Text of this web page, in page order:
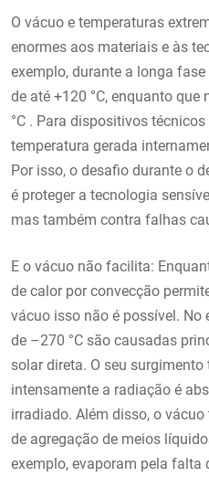
O vácuo e temperaturas
enormes aos materiais e às
exemplo, durante a longa
de até +120 °C, enquanto
°C . Para dispositivos
temperatura gerada
Por isso, o desafio durante o
é proteger a tecnologia
mas também contra falhas
E o vácuo não facilita:
de calor por convecção
vácuo isso não é possível. No
de –270 °C são causadas
solar direta. O seu
intensamente a radiação é
irradiado. Além disso, o
de agregação de meios
exemplo, evaporam pela falta